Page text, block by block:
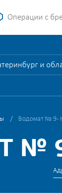
Операции с
и
Водомат № 9 -
№